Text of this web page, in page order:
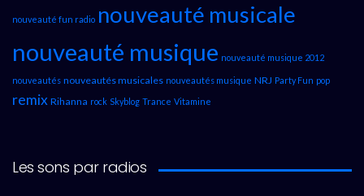
nouveauté fun radio nouveauté musicale
nouveauté musique nouveauté musique 2012
nouveautés nouveautés musicales nouveautés musique NRJ Party Fun pop
remix Rihanna rock Skyblog Trance Vitamine
Les sons par radios